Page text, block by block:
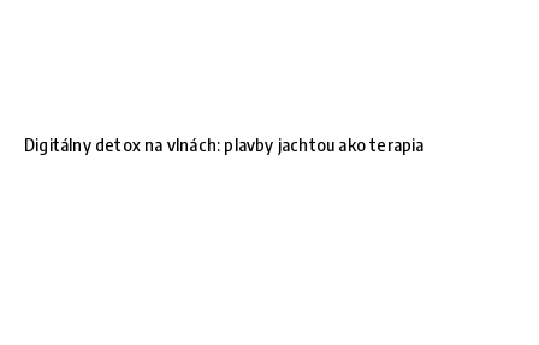
Digitálny detox na vlnách: plavby jachtou ako terapia